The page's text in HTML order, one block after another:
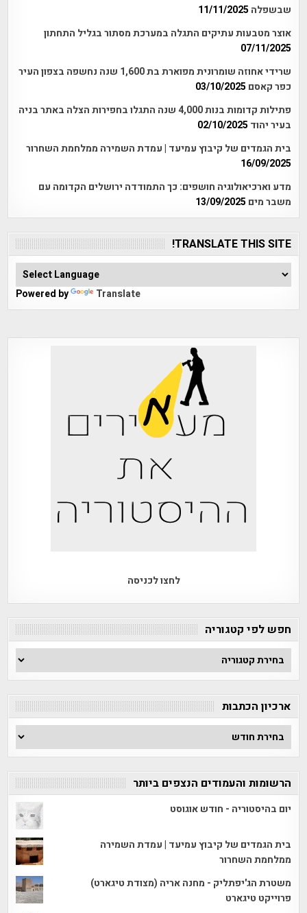
שבשפלה 11/11/2025
אוצר מטבעות עתיקים התגלה במערכת מסתור בגליל התחתון
07/11/2025
שרידי אחוזה שומרונית מפוארת בת 1,600 שנה נחשפה בצפון העיר
כפר קאסם 03/10/2025
פתילות קדומות בנות 4,000 שנה התגלו בחפירות הצלה באתר בניה
בעיר יהוד 02/10/2025
בית הגמדים של קיבוץ עמיעד | עמדת השמירה ממלחמת השחרור
16/09/2025
מדע וארכיאולוגיה חושפים: כך התמודדה ירושלים הקדומה עם
משבר מים 13/09/2025
TRANSLATE THIS SITE!
Powered by Translate
לחצו לכניסה
חפש לפי קטגוריה
חפש
לפי
קטגוריה
ארכיון הכתבות
ארכיון
הכתבות
הרשומות והעמודים הנצפים ביותר
יום בהיסטוריה - חודש אוגוסט
בית הגמדים של קיבוץ עמיעד | עמדת השמירה
ממלחמת השחרור
משטרת הג'יפתליק - מחנה אריה (מצודת טיגארט)
פרוייקט טיגארט